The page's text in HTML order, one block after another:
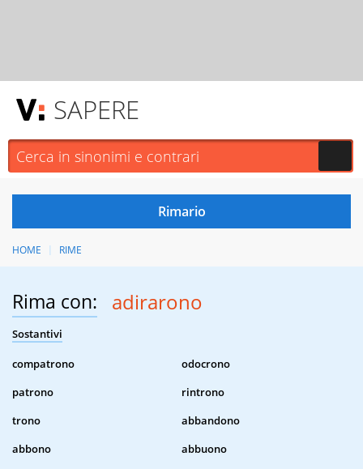
SAPERE
HOME RIME
Rima con: adirarono
Sostantivi
compatrono
odocrono
patrono
rintrono
trono
abbandono
abbono
abbuono